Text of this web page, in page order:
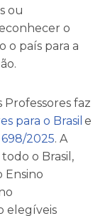
ou
o
o país para a
Professores faz
para o Brasil e
2025. A
o Brasil,
Ensino
elegíveis